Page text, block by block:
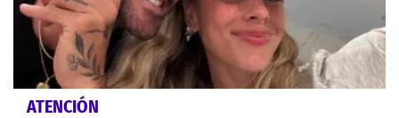
ATENCIÓN